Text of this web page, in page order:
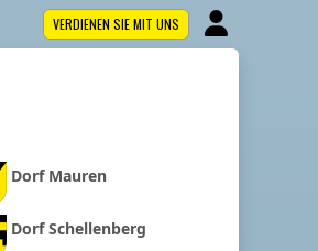
VERDIENEN SIE MIT UNS
Dorf Mauren
Dorf Schellenberg